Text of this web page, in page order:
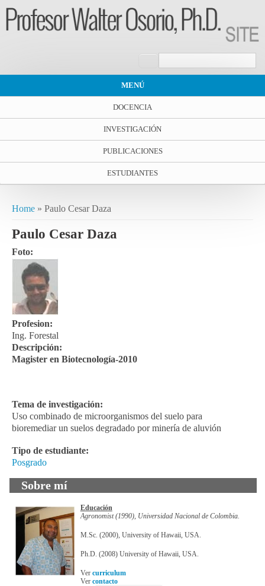
MENÚ
DOCENCIA
INVESTIGACIÓN
PUBLICACIONES
ESTUDIANTES
Home » Paulo Cesar Daza
Paulo Cesar Daza
Foto:
Profesion:
Ing. Forestal
Descripción:
Magister en Biotecnología-2010
Tema de investigación:
Uso combinado de microorganismos del suelo para
bioremediar un suelos degradado por minería de aluvión
Tipo de estudiante:
Posgrado
Sobre mí
Educación
Agronomist (1990), Universidad Nacional de Colombia.
M.Sc. (2000), University of Hawaii, USA.
Ph.D. (2008) University of Hawaii, USA.
Ver curriculum
Ver contacto